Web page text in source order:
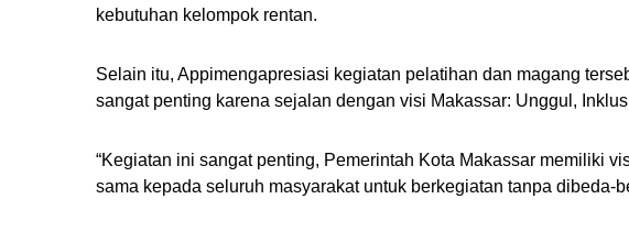
kebutuhan kelompok rentan.
Selain itu, Appimengapresiasi kegiatan pelatihan dan magang
sangat penting karena sejalan dengan visi Makassar: Unggul,
“Kegiatan ini sangat penting, Pemerintah Kota Makassar memiliki
sama kepada seluruh masyarakat untuk berkegiatan tanpa dibeda-